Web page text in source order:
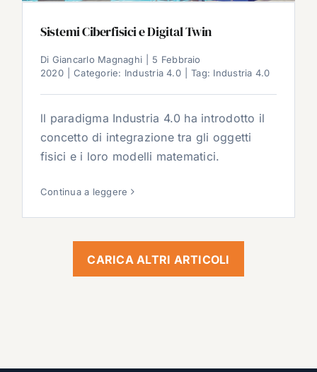
Sistemi Ciberfisici e Digital Twin
Di Giancarlo Magnaghi
5 Febbraio
2020
Categorie: Industria 4.0 Tag: Industria 4.0
ll paradigma Industria 4.0 ha introdotto il
concetto di integrazione tra gli oggetti
fisici e i loro modelli matematici.
Continua a leggere
CARICA ALTRI ARTICOLI